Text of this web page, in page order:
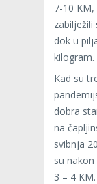
7-10
dok u
kilogram.
Kad su
dobra
na
svibnja
su
3 – 4